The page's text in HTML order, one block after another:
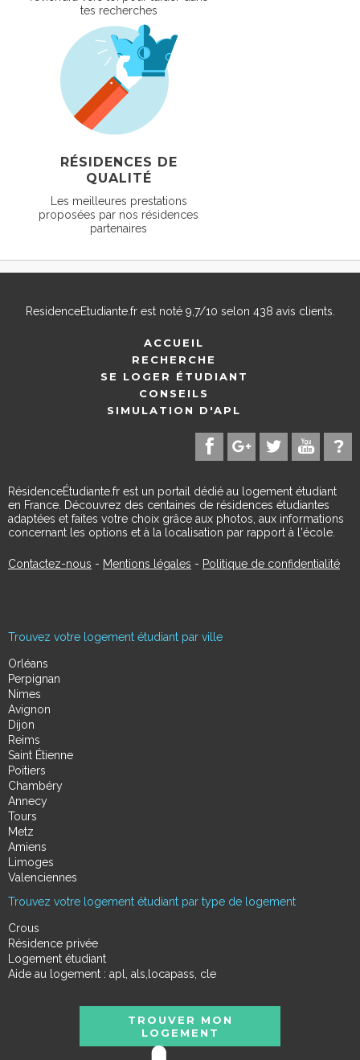
tes recherches
RÉSIDENCES DE
QUALITÉ
Les meilleures prestations
proposées par nos résidences
partenaires
ResidenceEtudiante.frest noté 9,7/10 selon 438 avis clients.
ACCUEIL
RECHERCHE
SE LOGER ÉTUDIANT
CONSEILS
SIMULATION D'APL
RésidenceÉtudiante.fr est un portail dédié au logement étudiant
en France. Découvrez des centaines de résidences étudiantes
adaptées et faites votre choix grâce aux photos, aux informations
concernant les options et à la localisation par rapport à l'école.
Contactez-nous - Mentions légales - Politique de confidentialité
Trouvez votre logement étudiant par ville
Orléans
Perpignan
Nimes
Avignon
Dijon
Reims
Saint Étienne
Poitiers
Chambéry
Annecy
Tours
Metz
Amiens
Limoges
Valenciennes
Trouvez votre logement étudiant par type de logement
Crous
Résidence privée
Logement étudiant
Aide au logement : apl, als,locapass, cle
TROUVER MON
LOGEMENT